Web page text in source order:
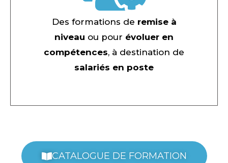
Des formations de remise à
niveau ou pour évoluer en
compétences, à destination de
salariés en poste
CATALOGUE DE FORMATION